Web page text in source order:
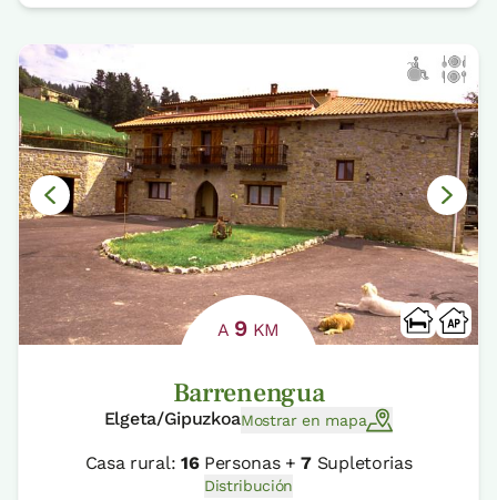
A 9 KM
Barrenengua
Elgeta/GipuzkoaMostrar en mapa
Casa rural: 16Personas +7 Supletorias
Distribución